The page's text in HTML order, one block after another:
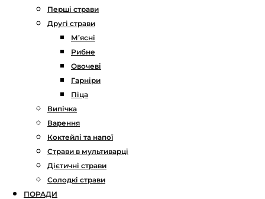
Перші страви
Другі страви
М’ясні
Рибне
Овочеві
Гарніри
Піца
Випічка
Варення
Коктейлі та напої
Страви в мультиварці
Дієтичні страви
Солодкі страви
ПОРАДИ